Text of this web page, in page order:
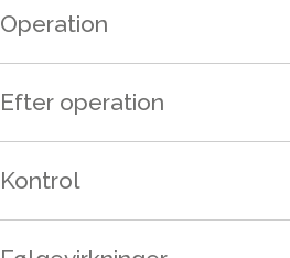
Operation
Efter operation
Kontrol